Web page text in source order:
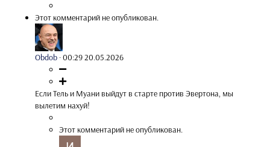
Этот комментарий не опубликован.
Obdob ·00:29 20.05.2026
Если Тель и Муани выйдут в старте против Эвертона, мы
вылетим нахуй!
Этот комментарий не опубликован.